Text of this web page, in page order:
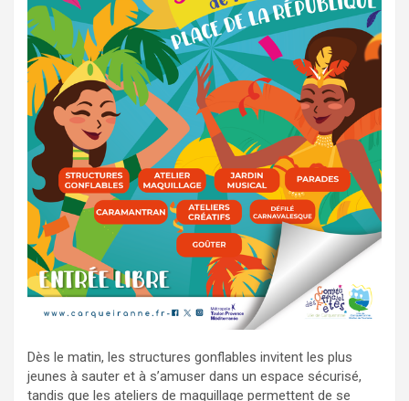
Dès le matin, les structures gonflables invitent les plus
jeunes à sauter et à s’amuser dans un espace sécurisé,
tandis que les ateliers de maquillage permettent de se